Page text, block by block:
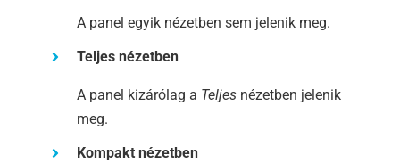
A panel egyik nézetben sem jelenik meg.
Teljes nézetben
A panel kizárólag a Teljes nézetben jelenik
meg.
Kompakt nézetben